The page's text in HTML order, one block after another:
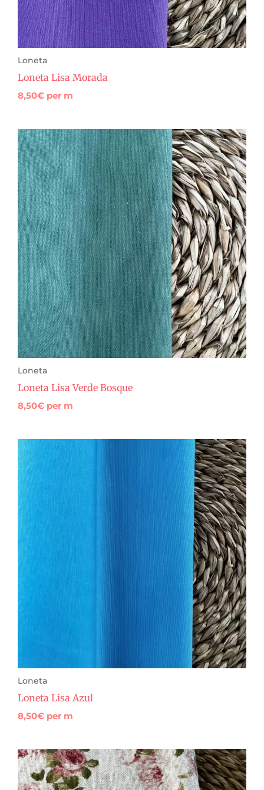
Loneta
Loneta Lisa Morada
8,50€ per m
Loneta
Loneta Lisa Verde Bosque
8,50€ per m
Loneta
Loneta Lisa Azul
8,50€ per m